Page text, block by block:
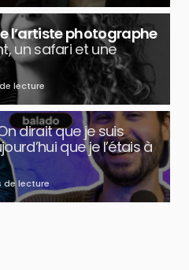
l’artiste photographe
un safari et une
lecture
dirait que je suis
que je l’étais à
de lecture